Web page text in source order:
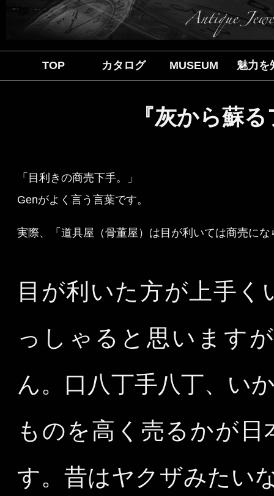
TOP カタログ MUSEUM 魅力を
『灰から蘇
「目利きの商売下手。」
Genがよく言う言葉です。
実際、「道具屋（骨董屋）は目が利いては商売に
目が利いた方が上手
っしゃると思います
ん。口八丁手八丁、い
ものを高く売るかが
す。昔はヤクザみたい